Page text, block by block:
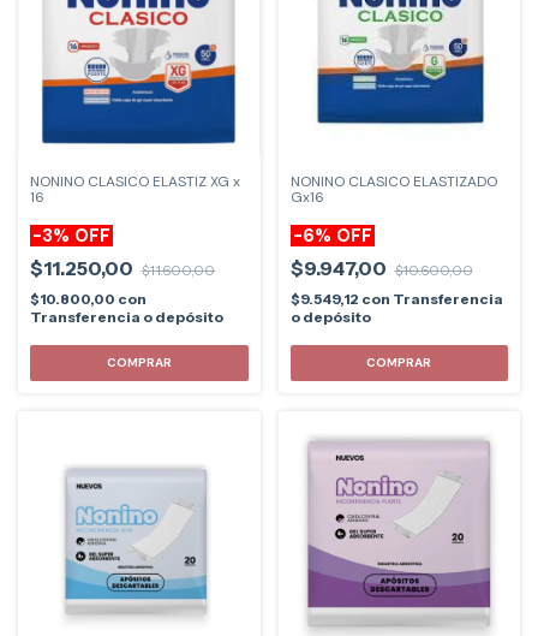
NONINO CLASICO ELASTIZ XG x
16
-3% OFF
$11.250,00 $11.600,00
$10.800,00 con
Transferencia o depósito
NONINO CLASICO ELASTIZADO
Gx16
-6% OFF
$9.947,00 $10.600,00
$9.549,12 con Transferencia
o depósito